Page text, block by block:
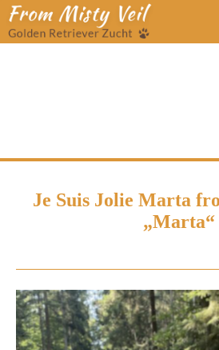
Je Suis Jolie Marta
„Marta“